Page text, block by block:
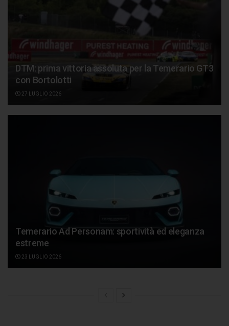
DTM: prima vittoria assoluta per la Temerario GT3
con Bortolotti
27 LUGLIO 2026
Temerario Ad Personam: sportività ed eleganza
estreme
23 LUGLIO 2026